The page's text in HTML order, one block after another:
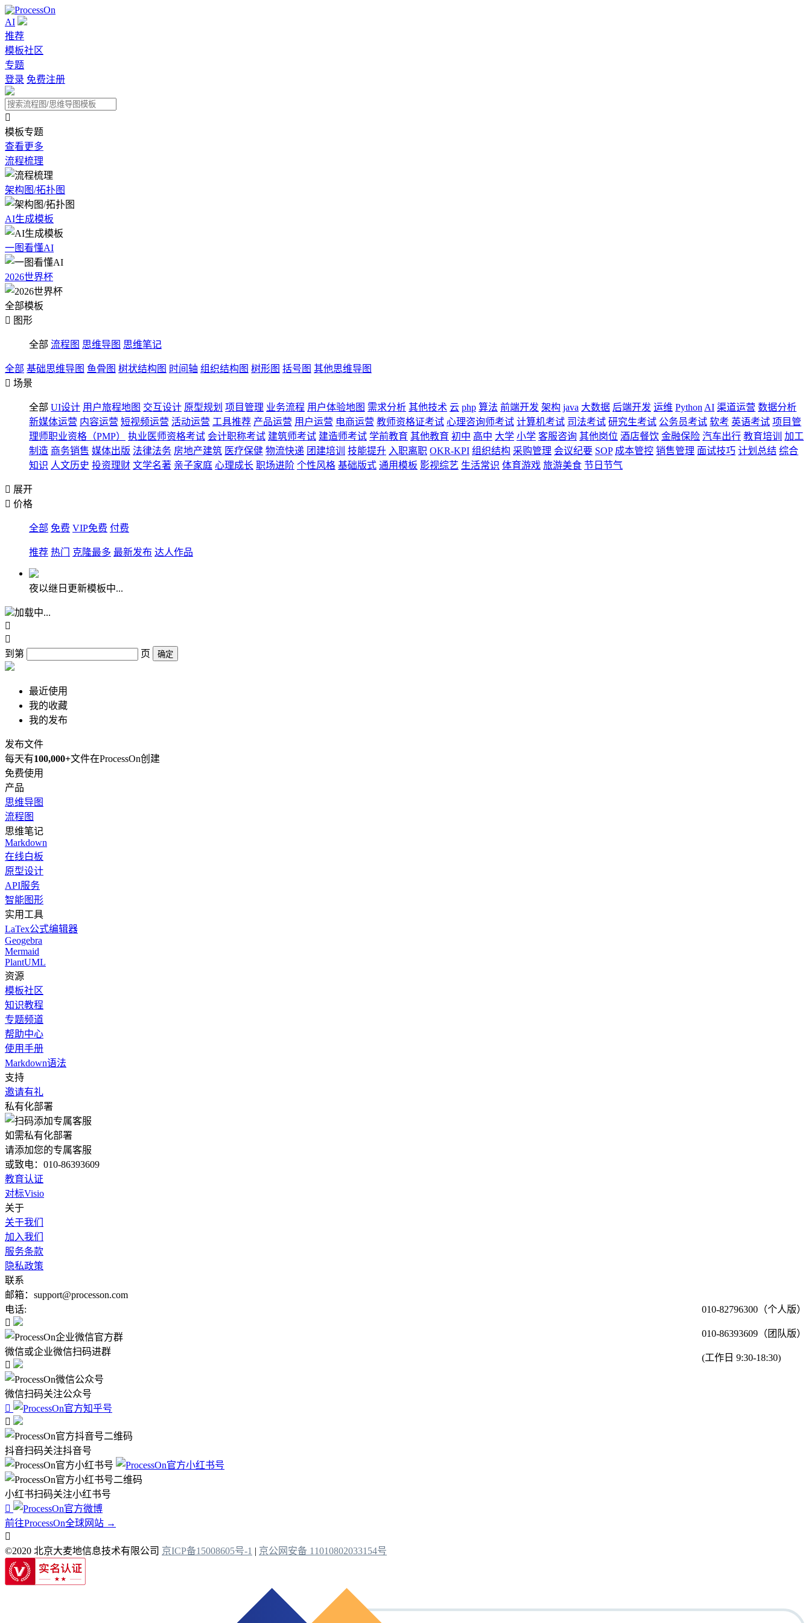
AI
推荐
模板社区
专题
登录 免费注册

模板专题
查看更多
流程梳理
架构图/拓扑图
AI生成模板
一图看懂AI
2026世界杯
全部模板
 图形
全部 流程图 思维导图 思维笔记
全部 基础思维导图 鱼骨图 树状结构图 时间轴 组织结构图 树形图 括号图 其他思维导图
 场景
全部 UI设计 用户旅程地图 交互设计 原型规划 项目管理 业务流程 用户体验地图 需求分析 其他技术 云 php 算法 前端开发 架构 java 大数据 后端开发 运维 Python AI 渠道运营 数据分析
新媒体运营 内容运营 短视频运营 活动运营 工具推荐 产品运营 用户运营 电商运营 教师资格证考试 心理咨询师考试 计算机考试 司法考试 研究生考试 公务员考试 软考 英语考试 项目管
理师职业资格（PMP）
执业医师资格考试 会计职称考试 建筑师考试 建造师考试 学前教育 其他教育 初中 高中 大学 小学 客服咨询 其他岗位 酒店餐饮 金融保险 汽车出行 教育培训
加工
制造 商务销售 媒体出版 法律法务 房地产建筑 医疗保健 物流快递 团建培训 技能提升 入职离职 OKR-KPI 组织结构 采购管理 会议纪要 SOP 成本管控 销售管理 面试技巧 计划总结 综合
知识 人文历史 投资理财 文学名著 亲子家庭 心理成长 职场进阶 个性风格 基础版式 通用模板 影视综艺 生活常识 体育游戏 旅游美食 节日节气
 展开
 价格
全部 免费 VIP免费 付费
推荐 热门 克隆最多 最新发布 达人作品
夜以继日更新模板中...
加载中...


到第
页 确定
最近使用
我的收藏
我的发布
发布文件
每天有100,000+文件在ProcessOn创建
免费使用
产品
思维导图
流程图
思维笔记
Markdown
在线白板
原型设计
API服务
智能图形
实用工具
LaTex公式编辑器
Geogebra
Mermaid
PlantUML
资源
模板社区
知识教程
专题频道
帮助中心
使用手册
Markdown语法
支持
邀请有礼
私有化部署
如需私有化部署
请添加您的专属客服
或致电：010-86393609
教育认证
对标Visio
关于
关于我们
加入我们
服务条款
隐私政策
联系
邮箱：support@processon.com
电话:
010-82796300（个人版）
010-86393609（团队版）
(工作日 9:30-18:30)

微信或企业微信扫码进群

微信扫码关注公众号


抖音扫码关注抖音号
小红书扫码关注小红书号

前往ProcessOn全球网站 →

©2020 北京大麦地信息技术有限公司 京ICP备15008605号-1 | 京公网安备 11010802033154号